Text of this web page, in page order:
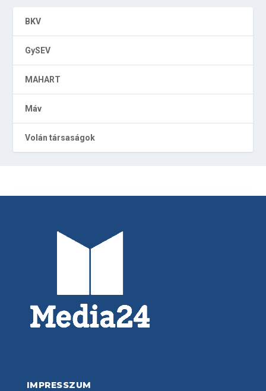
BKV
GySEV
MAHART
Máv
Volán társaságok
IMPRESSZUM